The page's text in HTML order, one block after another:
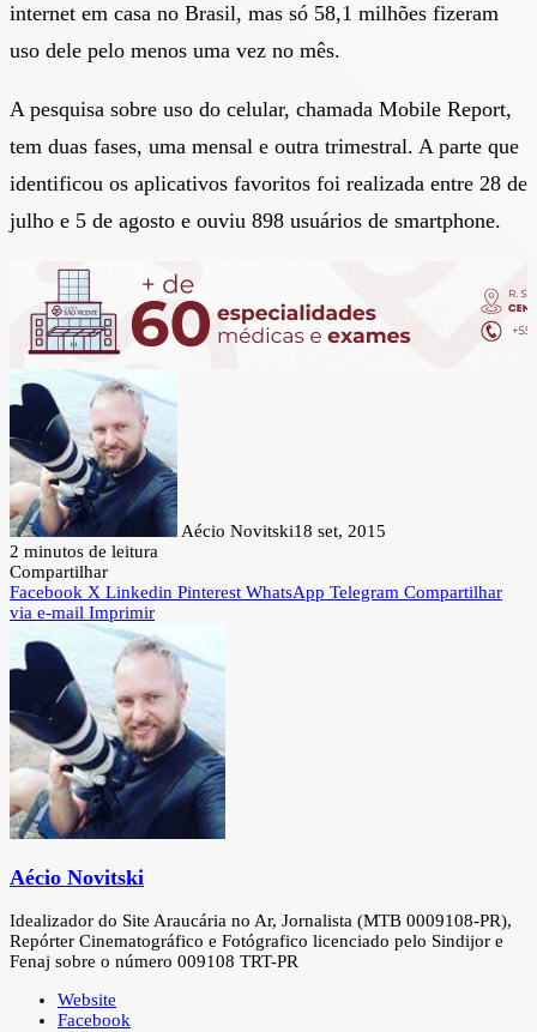
internet em casa no Brasil, mas só 58,1 milhões fizeram
uso dele pelo menos uma vez no mês.
A pesquisa sobre uso do celular, chamada Mobile Report,
tem duas fases, uma mensal e outra trimestral. A parte que
identificou os aplicativos favoritos foi realizada entre 28 de
julho e 5 de agosto e ouviu 898 usuários de smartphone.
Aécio Novitski18 set, 2015
2 minutos de leitura
Compartilhar
Facebook X Linkedin Pinterest WhatsApp Telegram Compartilhar
via e-mail Imprimir
Aécio Novitski
Idealizador do Site Araucária no Ar, Jornalista (MTB 0009108-PR),
Repórter Cinematográfico e Fotógrafico licenciado pelo Sindijor e
Fenaj sobre o número 009108 TRT-PR
Website
Facebook